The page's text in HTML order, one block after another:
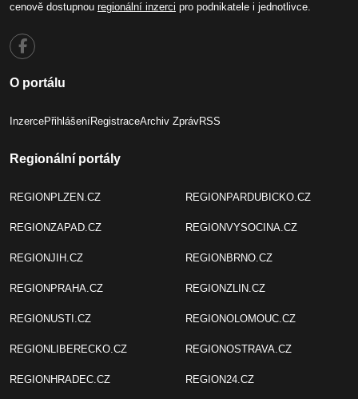
cenově dostupnou regionální inzerci pro podnikatele i jednotlivce.
O portálu
InzercePřihlášeníRegistraceArchiv ZprávRSS
Regionální portály
REGIONPLZEN.CZ
REGIONZAPAD.CZ
REGIONJIH.CZ
REGIONPRAHA.CZ
REGIONUSTI.CZ
REGIONLIBERECKO.CZ
REGIONHRADEC.CZ
REGIONPARDUBICKO.CZ
REGIONVYSOCINA.CZ
REGIONBRNO.CZ
REGIONZLIN.CZ
REGIONOLOMOUC.CZ
REGIONOSTRAVA.CZ
REGION24.CZ